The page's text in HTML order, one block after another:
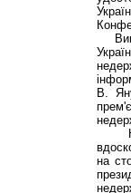
В.
на